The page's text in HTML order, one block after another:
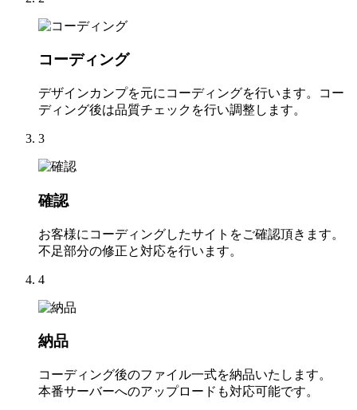
コーディング
デザインカンプを元にコーディングを行います。コー
ディング後は品質チェックを行い調整します。
3
確認
お客様にコーディングしたサイトをご確認頂きます。
不足部分の修正と対応を行います。
4
納品
コーディング後のファイル一式を納品いたします。
本番サーバーへのアップロードも対応可能です。